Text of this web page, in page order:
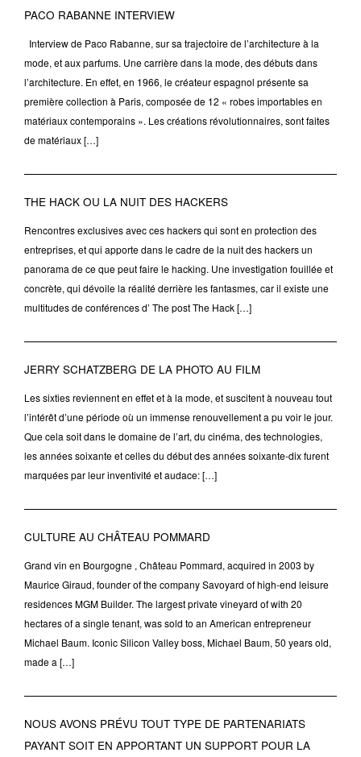
PACO RABANNE INTERVIEW
Interview de Paco Rabanne, sur sa trajectoire de l’architecture à la
mode, et aux parfums. Une carrière dans la mode, des débuts dans
l’architecture. En effet, en 1966, le créateur espagnol présente sa
première collection à Paris, composée de 12 « robes importables en
matériaux contemporains ». Les créations révolutionnaires, sont faites
de matériaux […]
THE HACK OU LA NUIT DES HACKERS
Rencontres exclusives avec ces hackers qui sont en protection des
entreprises, et qui apporte dans le cadre de la nuit des hackers un
panorama de ce que peut faire le hacking. Une investigation fouillée et
concrète, qui dévoile la réalité derrière les fantasmes, car il existe une
multitudes de conférences d’ The post The Hack […]
JERRY SCHATZBERG DE LA PHOTO AU FILM
Les sixties reviennent en effet et à la mode, et suscitent à nouveau tout
l’intérêt d’une période où un immense renouvellement a pu voir le jour.
Que cela soit dans le domaine de l’art, du cinéma, des technologies,
les années soixante et celles du début des années soixante-dix furent
marquées par leur inventivité et audace: […]
CULTURE AU CHÂTEAU POMMARD
Grand vin en Bourgogne , Château Pommard, acquired in 2003 by
Maurice Giraud, founder of the company Savoyard of high-end leisure
residences MGM Builder. The largest private vineyard of with 20
hectares of a single tenant, was sold to an American entrepreneur
Michael Baum. Iconic Silicon Valley boss, Michael Baum, 50 years old,
made a […]
NOUS AVONS PRÉVU TOUT TYPE DE PARTENARIATS
PAYANT SOIT EN APPORTANT UN SUPPORT POUR LA